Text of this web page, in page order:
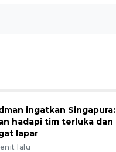
ingatkan Singapura:
hadapi tim terluka dan
lapar
lalu